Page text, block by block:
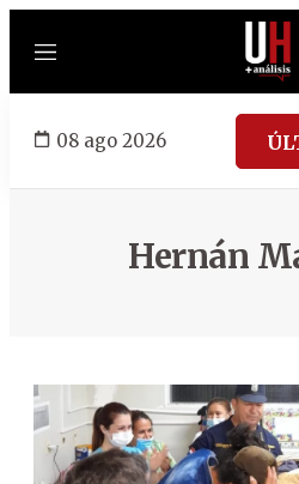
Menú
08 ago 2026
Hernán